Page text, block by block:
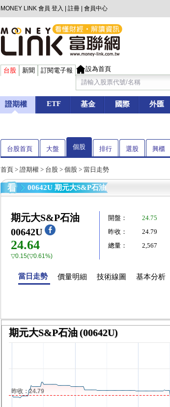
MONEY LINK 會員 登入 註冊 會員中心
台股 新聞 訂閱電子報 設為首頁
證期權 ETF 基金 國際 外匯
台股首頁 大盤 個股 排行 選股 興櫃
首頁 > 證期權 > 台股 > 個股 > 當日走勢
00642U 期元大S&P石油
期元大S&P石油
00642U
24.64
▽0.15(▽0.61%)
開盤： 24.75
昨收：
24.79
總量：
2,567
當日走勢 價量明細 技術線圖 基本分析